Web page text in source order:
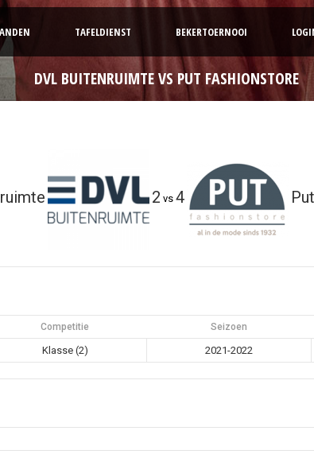
TAFELDIENST BEKERTOERNOOI
DVL BUITENRUIMTE VS PUT FASHIONSTORE
2 vs 4
Competitie Seizoen
Klasse (2) 2021-2022